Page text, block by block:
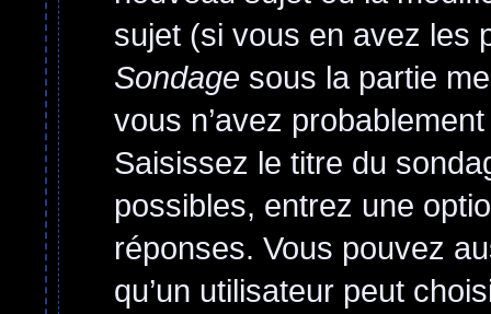
sujet (si vous en avez les
Sondage sous la partie
vous n’avez
Saisissez le titre du
possibles, entrez une
réponses. Vous pouvez
qu’un utilisateur peut